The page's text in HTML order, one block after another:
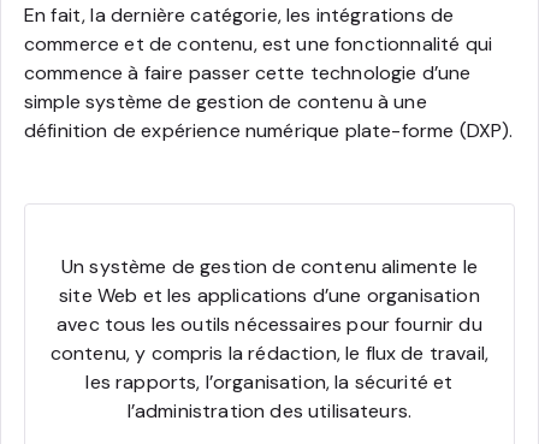
En fait, la dernière catégorie, les intégrations de
commerce et de contenu, est une fonctionnalité qui
commence à faire passer cette technologie d’une
simple système de gestion de contenu à une
définition de expérience numérique plate-forme (DXP).
Un système de gestion de contenu alimente le
site Web et les applications d’une organisation
avec tous les outils nécessaires pour fournir du
contenu, y compris la rédaction, le flux de travail,
les rapports, l’organisation, la sécurité et
l’administration des utilisateurs.